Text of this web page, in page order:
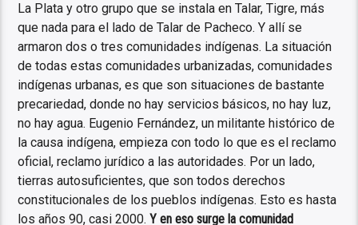
La Plata y otro grupo que se instala en Talar, Tigre, más
que nada para el lado de Talar de Pacheco. Y allí se
armaron dos o tres comunidades indígenas. La situación
de todas estas comunidades urbanizadas, comunidades
indígenas urbanas, es que son situaciones de bastante
precariedad, donde no hay servicios básicos, no hay luz,
no hay agua. Eugenio Fernández, un militante histórico de
la causa indígena, empieza con todo lo que es el reclamo
oficial, reclamo jurídico a las autoridades. Por un lado,
tierras autosuficientes, que son todos derechos
constitucionales de los pueblos indígenas. Esto es hasta
los años 90, casi 2000.Y en eso surge la comunidad